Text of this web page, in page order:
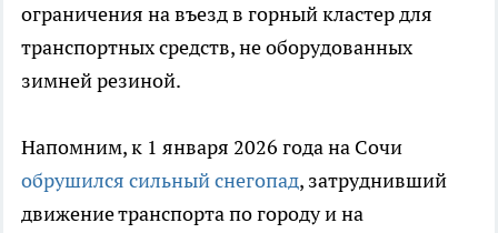
ограничения на въезд в горный кластер для
транспортных средств, не оборудованных
зимней резиной.
Напомним, к 1 января 2026 года на Сочи
обрушился сильный снегопад, затруднивший
движение транспорта по городу и на